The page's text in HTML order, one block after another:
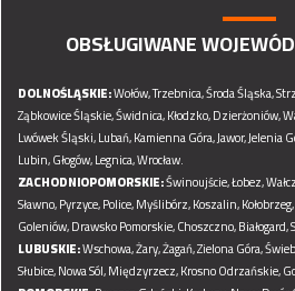
OBSŁUGIWANE
DOLNOŚLĄSKIE:Wołów,Trzebnica,Środa Śląska,
Ząbkowice Śląskie,Świdnica,Kłodzko,Dzierżoniów,
Lwówek Śląski,Lubań,Kamienna Góra,Jawor,Jelenia
Lubin,Głogów,Legnica,Wrocław.
ZACHODNIOPOMORSKIE:Świnoujście,Łobez,
Sławno,Pyrzyce,Police,Myślibórz,Koszalin,Kołobrzeg,
Goleniów,Drawsko Pomorskie,Choszczno,Białogard,
LUBUSKIE:Wschowa,Żary,Żagań,Zielona Góra,
Słubice,Nowa Sól,Międzyrzecz,Krosno Odrzańskie,